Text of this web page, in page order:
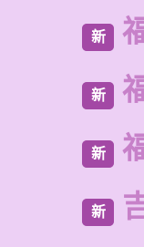
新
新
新
新